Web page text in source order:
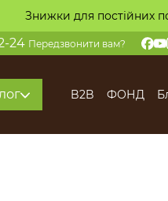
Знижки для постійних
24 Передзвонити вам?
B2B ФОНД